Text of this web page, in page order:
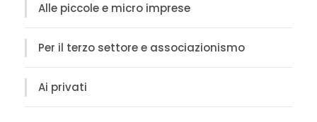
Alle piccole e micro imprese
Per il terzo settore e associazionismo
Ai privati